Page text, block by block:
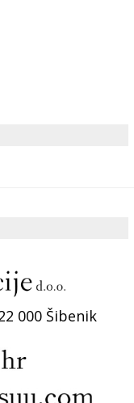
000 Šibenik